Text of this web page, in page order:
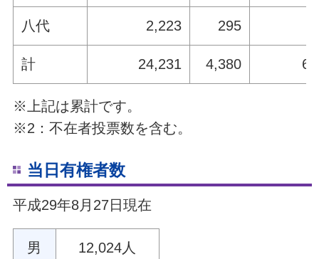
八代 2,223 295
計 24,231 4,380
※上記は累計です。
※2：不在者投票数を含む。
当日有権者数
平成29年8月27日現在
男 12,024人